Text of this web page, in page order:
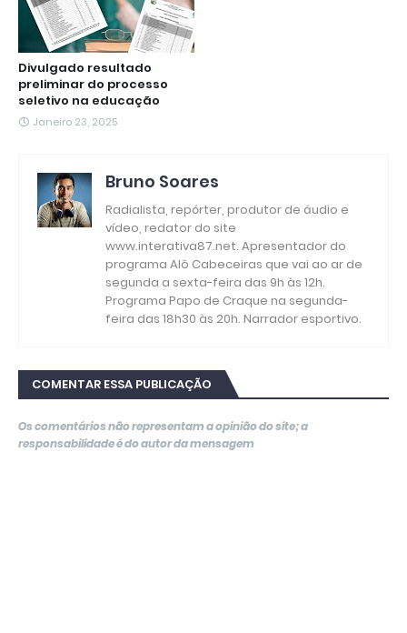
Divulgado resultado
preliminar do processo
seletivo na educação
Janeiro 23, 2025
Bruno Soares
Radialista, repórter, produtor de áudio e
vídeo, redator do site
www.interativa87.net. Apresentador do
programa Alô Cabeceiras que vai ao ar de
segunda a sexta-feira das 9h às 12h.
Programa Papo de Craque na segunda-
feira das 18h30 às 20h. Narrador esportivo.
COMENTAR ESSA PUBLICAÇÃO
Os comentários não representam a opinião do site; a
responsabilidade é do autor da mensagem